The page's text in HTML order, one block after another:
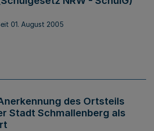
01. August 2005
des Ortsteils
Stadt Schmallenberg als